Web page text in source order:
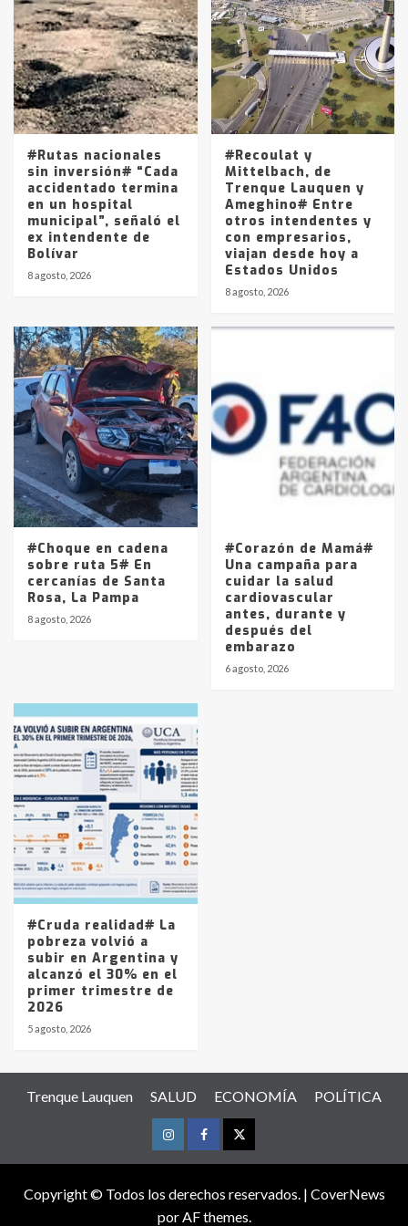
4
joven de Trenque Lauquen
5
Los precios de los combustibles en
La Pampa, desde YPF hasta Axion
entre 857 a 1338 pesos
#Rutas nacionales
sin inversión# “Cada
accidentado termina
en un hospital
municipal”, señaló el
ex intendente de
Bolívar
8 agosto, 2026
#Recoulat y
Mittelbach, de
Trenque Lauquen y
Ameghino# Entre
otros intendentes y
con empresarios,
viajan desde hoy a
Estados Unidos
8 agosto, 2026
#Choque en cadena
sobre ruta 5# En
cercanías de Santa
Rosa, La Pampa
8 agosto, 2026
#Corazón de Mamá#
Una campaña para
cuidar la salud
cardiovascular
antes, durante y
después del
embarazo
6 agosto, 2026
#Cruda realidad# La
pobreza volvió a
subir en Argentina y
alcanzó el 30% en el
primer trimestre de
2026
5 agosto, 2026
Trenque Lauquen SALUD ECONOMÍA POLÍTICA
InstagramFacebookTwitter
Copyright © Todos los derechos reservados. | CoverNews
por AF themes.